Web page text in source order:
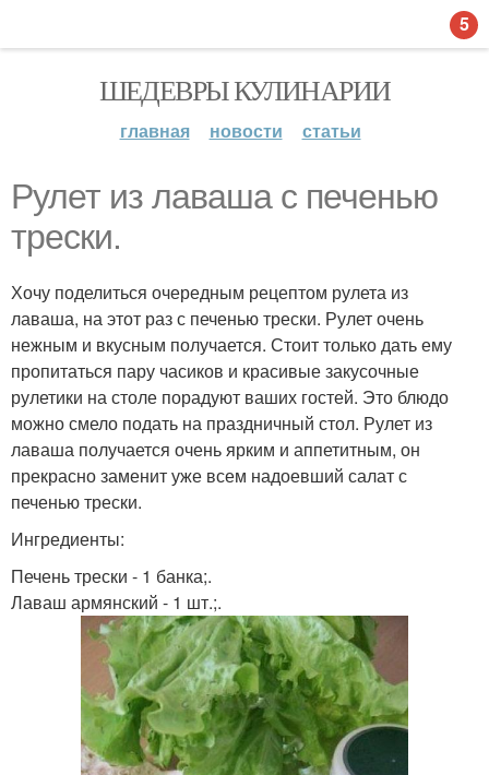
ШЕДЕВРЫ КУЛИНАРИИ
главная новости статьи
Рулет из лаваша с печенью
трески.
Хочу поделиться очередным рецептом рулета из
лаваша, на этот раз с печенью трески. Рулет очень
нежным и вкусным получается. Стоит только дать ему
пропитаться пару часиков и красивые закусочные
рулетики на столе порадуют ваших гостей. Это блюдо
можно смело подать на праздничный стол. Рулет из
лаваша получается очень ярким и аппетитным, он
прекрасно заменит уже всем надоевший салат с
печенью трески.
Ингредиенты:
Печень трески - 1 банка;.
Лаваш армянский - 1 шт.;.
5